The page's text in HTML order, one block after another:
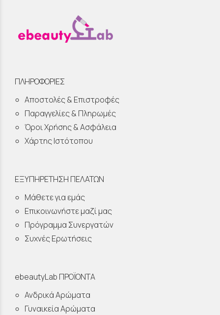
ΠΛΗΡΟΦΟΡΙΕΣ
Αποστολές & Επιστροφές
Παραγγελίες & Πληρωμές
Όροι Χρήσης & Ασφάλεια
Χάρτης Ιστότοπου
ΕΞΥΠΗΡΕΤΗΣΗ ΠΕΛΑΤΩΝ
Μάθετε για εμάς
Επικοινωνήστε μαζί μας
Πρόγραμμα Συνεργατών
Συχνές Ερωτήσεις
ebeautyLab ΠΡΟΪΟΝΤΑ
Ανδρικά Αρώματα
Γυναικεία Αρώματα